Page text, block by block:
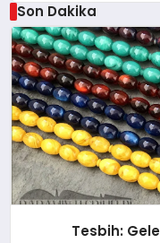
Son Dakika
Tesbih: